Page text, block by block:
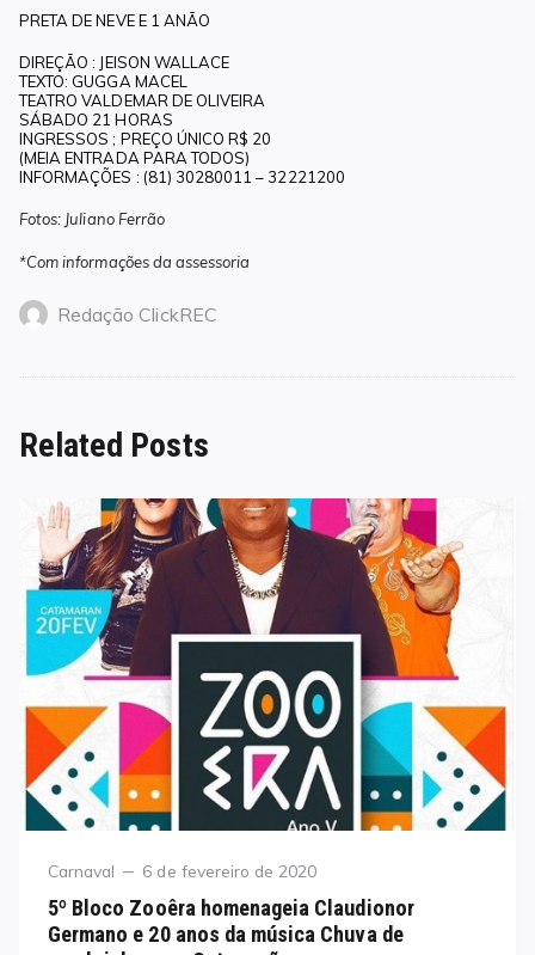
PRETA DE NEVE E 1 ANÃO
DIREÇÃO : JEISON WALLACE
TEXTO: GUGGA MACEL
TEATRO VALDEMAR DE OLIVEIRA
SÁBADO 21 HORAS
INGRESSOS ; PREÇO ÚNICO R$ 20
(MEIA ENTRADA PARA TODOS)
INFORMAÇÕES : (81) 30280011 – 32221200
Fotos: Juliano Ferrão
*Com informações da assessoria
Redação ClickREC
Related Posts
Category
Carnaval
Posted
6 de fevereiro de 2020
5º Bloco Zooêra homenageia Claudionor
Germano e 20 anos da música Chuva de